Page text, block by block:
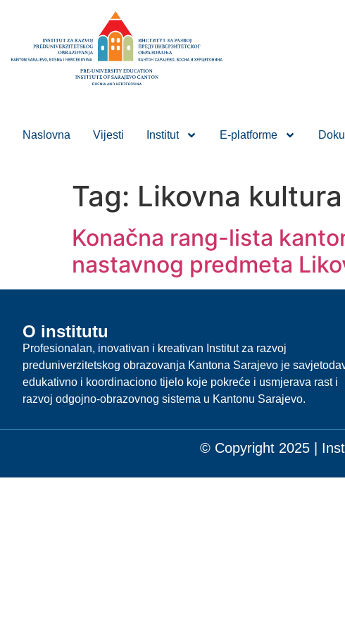
Naslovna Vijesti Institut E-platforme
Tag: Likovna kultura
Konačna rang-lista
nastavnog predmeta
O institutu
Profesionalan, inovativan i kreativan Institut za razvoj
preduniverzitetskog obrazovanja Kantona Sarajevo je
edukativno i koordinaciono tijelo koje pokreće i usmjerava rast i
razvoj odgojno-obrazovnog sistema u Kantonu Sarajevo.
© Copyright 2025 |